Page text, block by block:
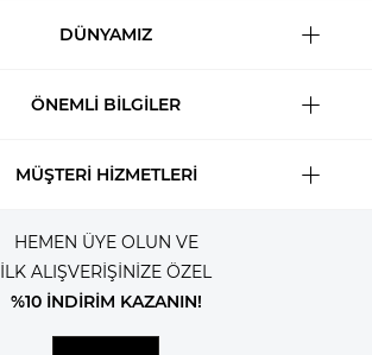
DÜNYAMIZ
ÖNEMLİ BİLGİLER
MÜŞTERİ HİZMETLERİ
HEMEN ÜYE OLUN VE
İLK ALIŞVERİŞİNİZE ÖZEL
%10 İNDİRİM KAZANIN!